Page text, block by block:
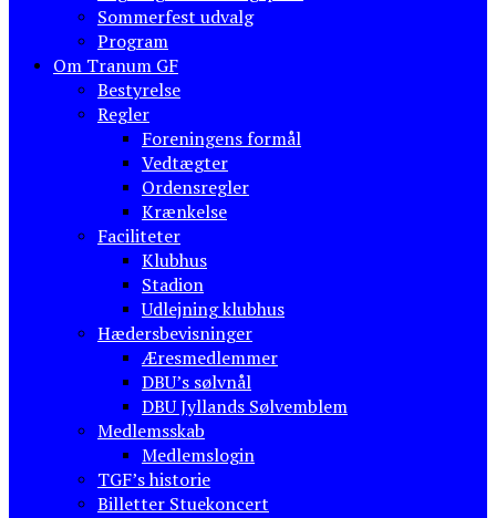
Sommerfest udvalg
Program
Om Tranum GF
Bestyrelse
Regler
Foreningens formål
Vedtægter
Ordensregler
Krænkelse
Faciliteter
Klubhus
Stadion
Udlejning klubhus
Hædersbevisninger
Æresmedlemmer
DBU’s sølvnål
DBU Jyllands Sølvemblem
Medlemsskab
Medlemslogin
TGF’s historie
Billetter Stuekoncert